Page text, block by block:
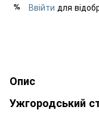
% Ввійти для
Опис
Ужгородський